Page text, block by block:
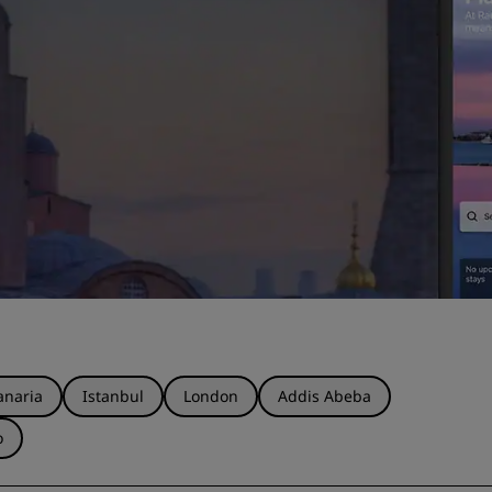
Istanbul London
Addis Abeba